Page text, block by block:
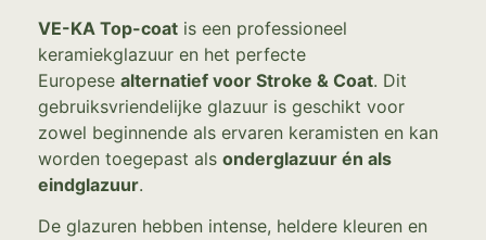
VE-KA Top-coat is een professioneel
keramiekglazuur en het perfecte
Europese alternatief voor Stroke & Coat. Dit
gebruiksvriendelijke glazuur is geschikt voor
zowel beginnende als ervaren keramisten en kan
worden toegepast als onderglazuur én als
eindglazuur.
De glazuren hebben intense, heldere kleuren en